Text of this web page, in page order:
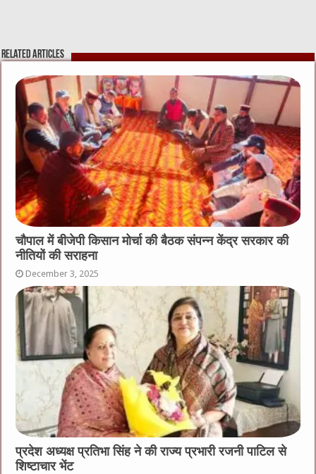
Related Articles
चौपाल में बीजेपी किसान मोर्चा की बैठक संपन्न केंद्र सरकार की
नीतियों की सराहना
December 3, 2025
प्रदेश अध्यक्ष प्रतिभा सिंह ने की राज्य प्रभारी रजनी पाटिल से
शिष्टाचार भेंट